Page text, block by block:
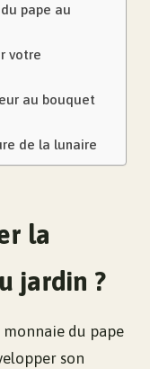
pape au
votre
au bouquet
de la lunaire
la
jardin ?
du pape
son